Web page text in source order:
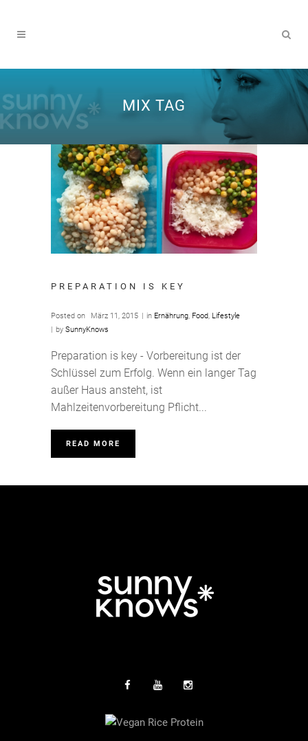
MIX TAG
PREPARATION IS KEY
Posted on März 11, 2015 in Ernährung, Food, Lifestyle
by SunnyKnows
Preparation is key - Vorbereitung ist der
Schlüssel zum Erfolg. Wenn ein langer Tag
außer Haus ansteht, ist
Mahlzeitenvorbereitung Pflicht...
READ MORE